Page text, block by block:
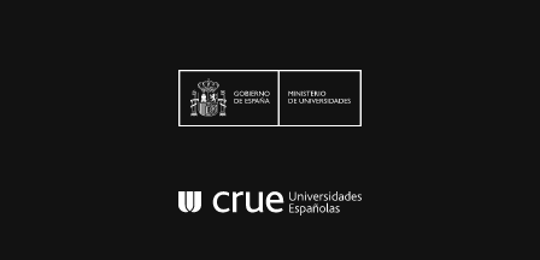
Conferencia de